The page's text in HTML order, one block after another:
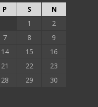
P S
N
1
2
7 8
9
14 15
16
21 22
23
28 29
30